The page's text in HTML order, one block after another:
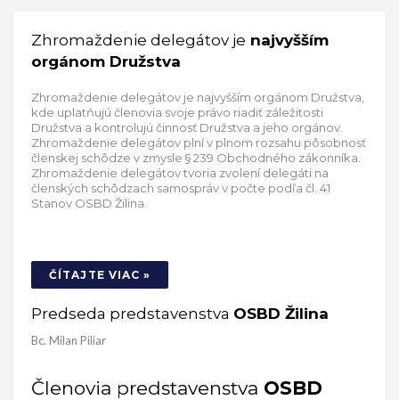
Zhromaždenie delegátov je najvyšším
orgánom Družstva
Zhromaždenie delegátov je najvyšším orgánom Družstva,
kde uplatňujú členovia svoje právo riadiť záležitosti
Družstva a kontrolujú činnosť Družstva a jeho orgánov.
Zhromaždenie delegátov plní v plnom rozsahu pôsobnosť
členskej schôdze v zmysle § 239 Obchodného zákonníka.
Zhromaždenie delegátov tvoria zvolení delegáti na
členských schôdzach samospráv v počte podľa čl. 41
Stanov OSBD Žilina.
ČÍTAJTE VIAC »
Predseda predstavenstva OSBD Žilina
Bc. Milan Piliar
Členovia predstavenstva OSBD